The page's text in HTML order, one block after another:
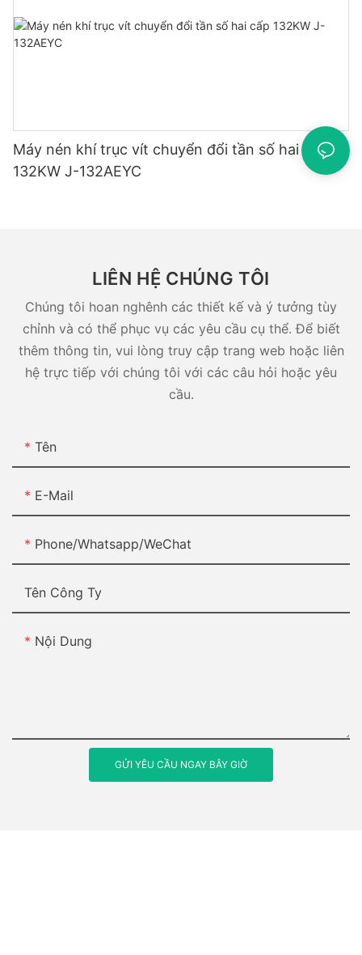
Máy nén khí trục vít chuyển đổi tần số hai cấp
132KW J-132AEYC
LIÊN HỆ CHÚNG TÔI
Chúng tôi hoan nghênh các thiết kế và ý tưởng tùy
chỉnh và có thể phục vụ các yêu cầu cụ thể. Để biết
thêm thông tin, vui lòng truy cập trang web hoặc liên
hệ trực tiếp với chúng tôi với các câu hỏi hoặc yêu
cầu.
Tên
E-Mail
Phone/Whatsapp/WeChat
Tên Công Ty
Nội Dung
GỬI YÊU CẦU NGAY BÂY GIỜ